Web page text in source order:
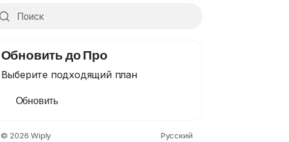
Обновить до Про
Выберите подходящий план
Обновить
© 2026 Wiply
Русский